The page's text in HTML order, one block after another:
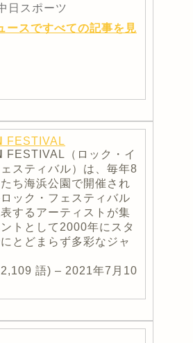
日スポーツ
ースですべての記事を見
FESTIVAL
FESTIVAL（ロック・イ
スティバル）は、毎年8
ち海浜公園で開催され
ック・フェスティバル
するアーティストが集
トとして2000年にスタ
とどまらず多彩なジャ
語) – 2021年7月10